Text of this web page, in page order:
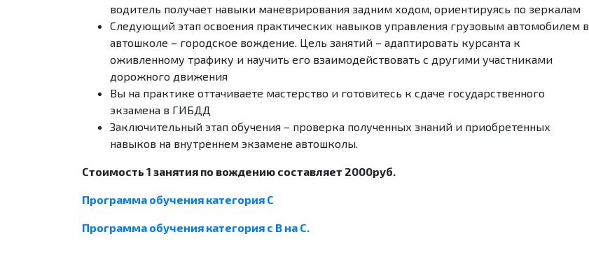
водитель получает навыки маневрирования задним ходом, ориентируясь по зеркалам
Следующий этап освоения практических навыков управления грузовым автомобилем в
автошколе – городское вождение. Цель занятий – адаптировать курсанта к
оживленному трафику и научить его взаимодействовать с другими участниками
дорожного движения
Вы на практике оттачиваете мастерство и готовитесь к сдаче государственного
экзамена в ГИБДД
Заключительный этап обучения – проверка полученных знаний и приобретенных
навыков на внутреннем экзамене автошколы.
Стоимость 1 занятия по вождению составляет 2000руб.
Программа обучения категория С
Программа обучения категория с В на С.